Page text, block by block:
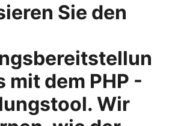
Sie den
mit dem PHP -
Wir